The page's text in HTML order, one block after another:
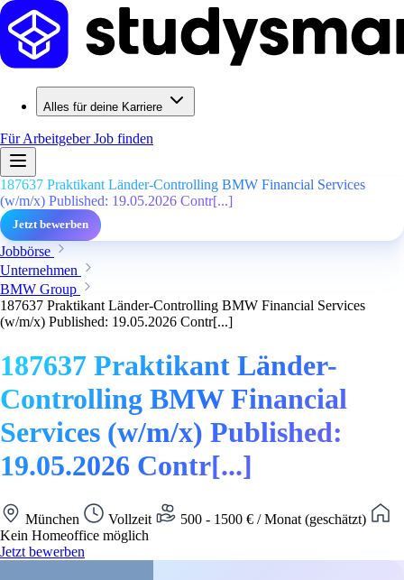
Alles für deine Karriere
Für ArbeitgeberJob finden
187637 Praktikant Länder-Controlling BMW Financial Services
(w/m/x) Published: 19.05.2026 Contr[...]
Jetzt bewerben
Jobbörse
Unternehmen
BMW Group
187637 Praktikant Länder-Controlling BMW Financial Services
(w/m/x) Published: 19.05.2026 Contr[...]
187637 Praktikant Länder-
Controlling BMW Financial
Services (w/m/x) Published:
19.05.2026 Contr[...]
München Vollzeit
500 - 1500 € / Monat (geschätzt)
Kein Homeoffice möglich
Jetzt bewerben